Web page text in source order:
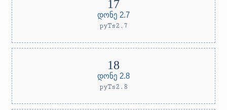
დონე 2.7
pyTs2.7
დონე 2.8
pyTs2.8